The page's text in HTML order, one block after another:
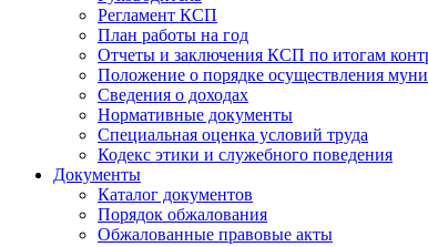
Регламент КСП
План работы на год
Отчеты и заключения КСП по итогам
Положение о порядке осуществления
Сведения о доходах
Нормативные документы
Специальная оценка условий труда
Кодекс этики и служебного поведения
Документы
Каталог документов
Порядок обжалования
Обжалованные правовые акты